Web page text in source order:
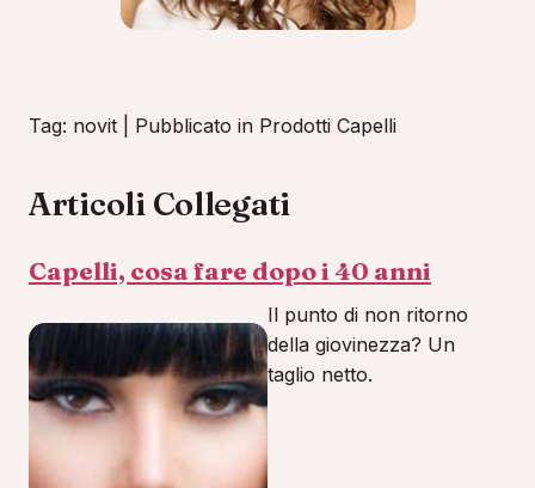
Tag: novit | Pubblicato in Prodotti Capelli
Articoli Collegati
Capelli, cosa fare dopo i 40 anni
Il punto di non ritorno
della giovinezza? Un
taglio netto.